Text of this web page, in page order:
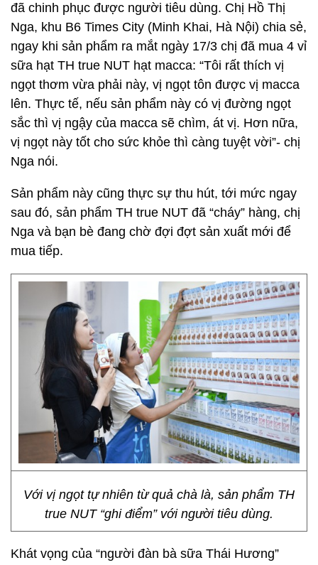
đã chinh phục được người tiêu dùng. Chị Hồ Thị
Nga, khu B6 Times City (Minh Khai, Hà Nội) chia sẻ,
ngay khi sản phẩm ra mắt ngày 17/3 chị đã mua 4 vỉ
sữa hạt TH true NUT hạt macca: “Tôi rất thích vị
ngọt thơm vừa phải này, vị ngọt tôn được vị macca
lên. Thực tế, nếu sản phẩm này có vị đường ngọt
sắc thì vị ngậy của macca sẽ chìm, át vị. Hơn nữa,
vị ngọt này tốt cho sức khỏe thì càng tuyệt vời”- chị
Nga nói.
Sản phẩm này cũng thực sự thu hút, tới mức ngay
sau đó, sản phẩm TH true NUT đã “cháy” hàng, chị
Nga và bạn bè đang chờ đợi đợt sản xuất mới để
mua tiếp.
Với vị ngọt tự nhiên từ quả chà là, sản phẩm TH
true NUT “ghi điểm” với người tiêu dùng.
Khát vọng của “người đàn bà sữa Thái Hương”